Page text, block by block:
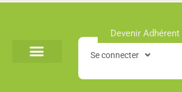
Devenir Adhérent
Se connecter